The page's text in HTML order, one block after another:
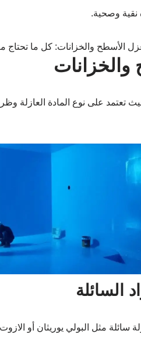
نقية وصحية.
تعتمد على نوع المادة العازلة
سائلة مثل البولي يوريثان أو